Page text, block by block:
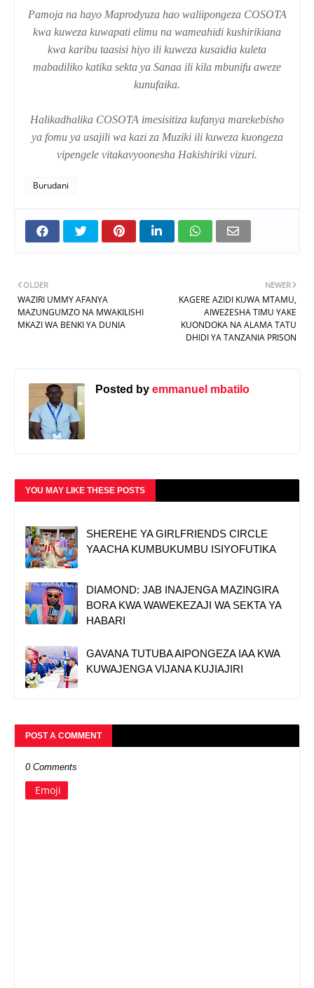
Pamoja na hayo Maprodyuza hao waliipongeza COSOTA
kwa kuweza kuwapati elimu na wameahidi kushirikiana
kwa karibu taasisi hiyo ili kuweza kusaidia kuleta
mabadiliko katika sekta ya Sanaa ili kila mbunifu aweze
kunufaika.
Halikadhalika COSOTA imesisitiza kufanya marekebisho
ya fomu ya usajili wa kazi za Muziki ili kuweza kuongeza
vipengele vitakavyoonesha Hakishiriki vizuri.
Burudani
NEWER
KAGERE AZIDI KUWA MTAMU,
AIWEZESHA TIMU YAKE
KUONDOKA NA ALAMA TATU
DHIDI YA TANZANIA PRISON
OLDER
WAZIRI UMMY AFANYA
MAZUNGUMZO NA MWAKILISHI
MKAZI WA BENKI YA DUNIA
Posted by emmanuel mbatilo
YOU MAY LIKE THESE POSTS
SHEREHE YA GIRLFRIENDS CIRCLE
YAACHA KUMBUKUMBU ISIYOFUTIKA
DIAMOND: JAB INAJENGA MAZINGIRA
BORA KWA WAWEKEZAJI WA SEKTA YA
HABARI
GAVANA TUTUBA AIPONGEZA IAA KWA
KUWAJENGA VIJANA KUJIAJIRI
POST A COMMENT
0 Comments
Emoji